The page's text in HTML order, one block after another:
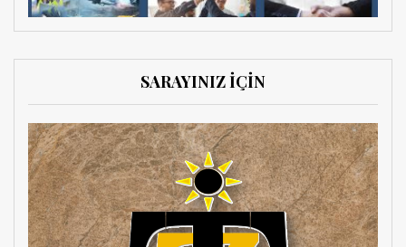
SARAYINIZ İÇİN